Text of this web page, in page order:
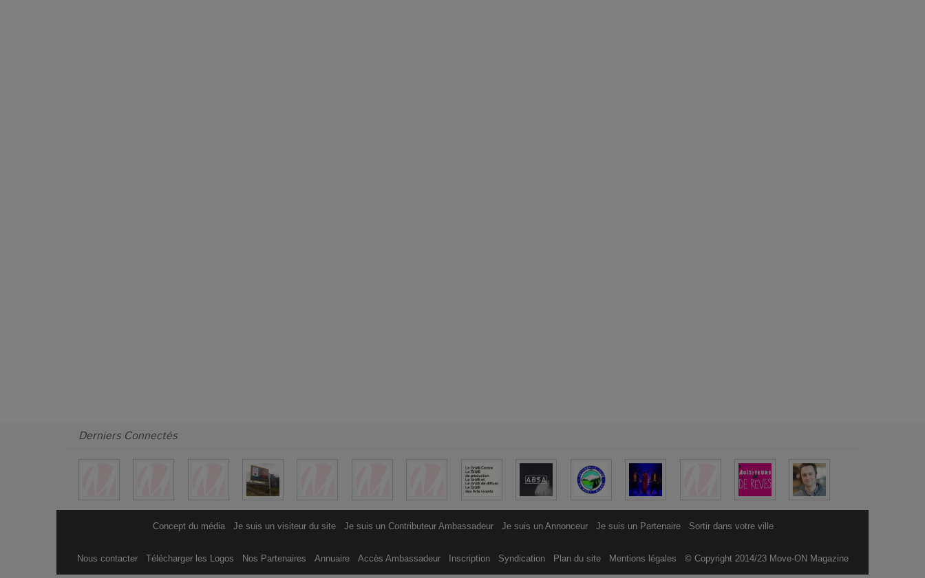
Derniers Connectés
Concept du média Je suis un visiteur du site Je suis un Contributeur Ambassadeur Je suis un Annonceur Je suis un Partenaire Sortir dans votre ville
Nous contacter Télécharger les Logos Nos Partenaires Annuaire Accès Ambassadeur Inscription Syndication Plan du site Mentions légales © Copyright 2014/23 Move-ON Magazine